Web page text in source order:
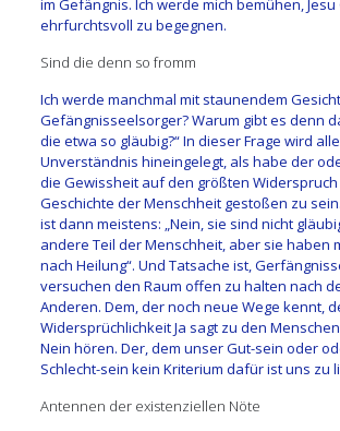
ehrfurchtsvoll zu begegnen.
Sind die denn so fromm
Ich werde manchmal mit staunendem
Gefängnisseelsorger? Warum gibt es denn
die etwa so gläubig?“ In dieser Frage wird
Unverständnis hineingelegt, als habe der
die Gewissheit auf den größten
Geschichte der Menschheit gestoßen zu
ist dann meistens: „Nein, sie sind nicht
andere Teil der Menschheit, aber sie haben
nach Heilung“. Und Tatsache ist,
versuchen den Raum offen zu halten nach
Anderen. Dem, der noch neue Wege kennt,
Widersprüchlichkeit Ja sagt zu den
Nein hören. Der, dem unser Gut-sein oder
Schlecht-sein kein Kriterium dafür ist uns zu
Antennen der existenziellen Nöte